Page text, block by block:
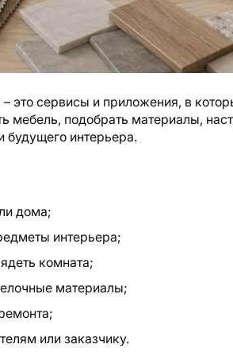
это сервисы и приложения, в
мебель, подобрать материалы,
будущего интерьера.
дома;
интерьера;
комната;
материалы;
или заказчику.